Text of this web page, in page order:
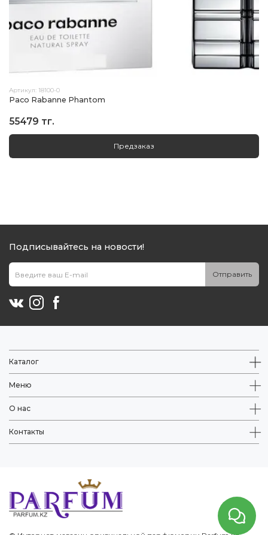
Артикул: 18100-0
Paco Rabanne Phantom
55479 тг.
Предзаказ
Подписывайтесь на новости!
Отправить
Каталог
Меню
О нас
Контакты